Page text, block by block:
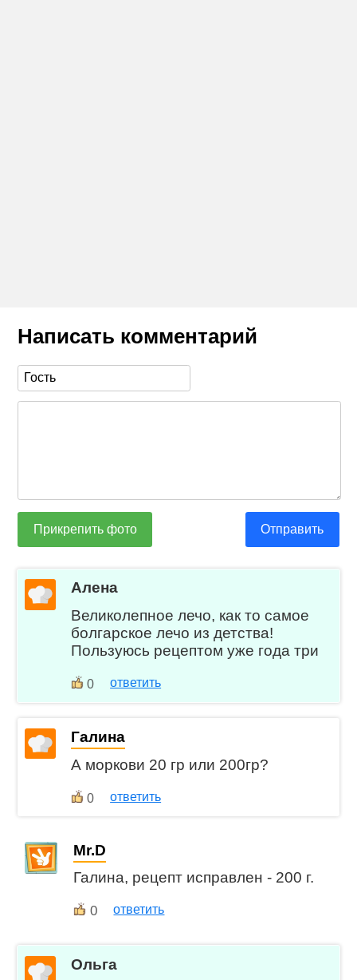
Написать комментарий
Прикрепить фото Отправить
Алена
Великолепное лечо, как то самое
болгарское лечо из детства!
Пользуюсь рецептом уже года три
0 ответить
Галина
А моркови 20 гр или 200гр?
0 ответить
Mr.D
Галина, рецепт исправлен - 200 г.
0 ответить
Ольга